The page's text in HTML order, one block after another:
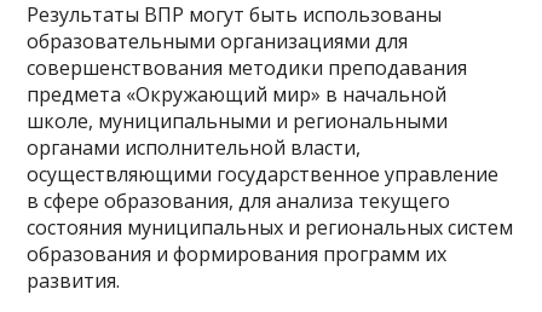
Результаты ВПР могут быть использованы
образовательными организациями для
совершенствования методики преподавания
предмета «Окружающий мир» в начальной
школе, муниципальными и региональными
органами исполнительной власти,
осуществляющими государственное управление
в сфере образования, для анализа текущего
состояния муниципальных и региональных систем
образования и формирования программ их
развития.